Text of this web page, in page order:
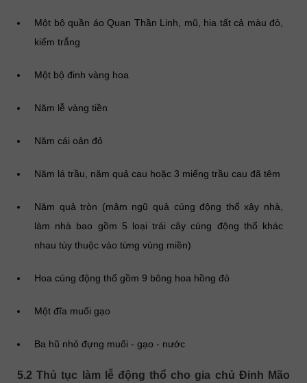
Một bộ quần áo Quan Thần Linh, mũ, hia tất cả màu đỏ,
kiếm trắng
Một bộ đinh vàng hoa
Năm lễ vàng tiền
Năm cái oản đỏ
Năm lá trầu, năm quả cau hoặc 3 miếng trầu cau đã têm
Năm quả tròn (mâm ngũ quả cúng động thổ xây nhà,
làm nhà bao gồm 5 loại trái cây cúng động thổ khác
nhau tùy thuộc vào từng vùng miền)
Hoa cúng động thổ gồm 9 bông hoa hồng đỏ
Một đĩa muối gạo
Ba hũ nhỏ đựng muối - gạo - nước
5.2 Thủ tục làm lễ động thổ cho gia chủ Đinh Mão